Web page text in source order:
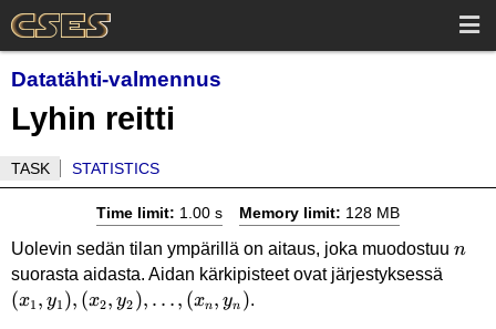
Datatähti-valmennus
Lyhin reitti
TASK STATISTICS
Time limit: 1.00 s Memory limit: 128 MB
Uolevin sedän tilan ympärillä on aitaus, joka muodostuu n
n
suorasta aidasta. Aidan kärkipisteet ovat järjestyksessä
(x1 , y1 ), (x2, y2 ), …, (xn, yn ).